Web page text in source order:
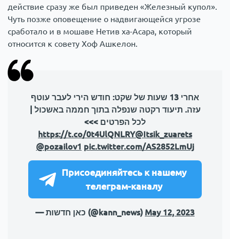
действие сразу же был приведен «Железный купол».
Чуть позже оповещение о надвигающейся угрозе
сработало и в мошаве Нетив ха-Асара, который
относится к совету Хоф Ашкелон.
אחרי 13 שעות של שקט: חודש הירי לעבר עוטף
עזה. תיעוד רקטה שנפלה בתוך חממה באשכול |
לכל הפרטים >>>
https://t.co/0t4UlQNLRY@Itsik_zuarets
@pozailov1 pic.twitter.com/AS2852LmUj
Присоединяйтесь к нашему
телеграм-каналу
— כאן חדשות (@kann_news) May 12, 2023